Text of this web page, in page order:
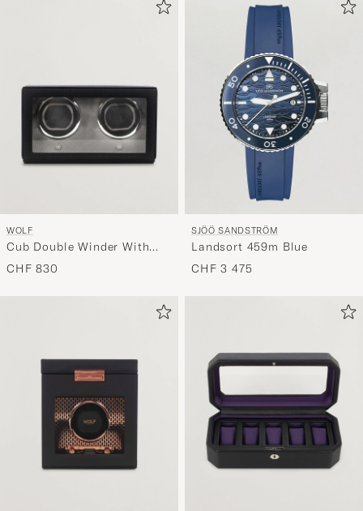
WOLF
Cub Double Winder With
Cover Black
CHF 830
SJÖÖ SANDSTRÖM
Landsort 459m Blue
CHF 3 475